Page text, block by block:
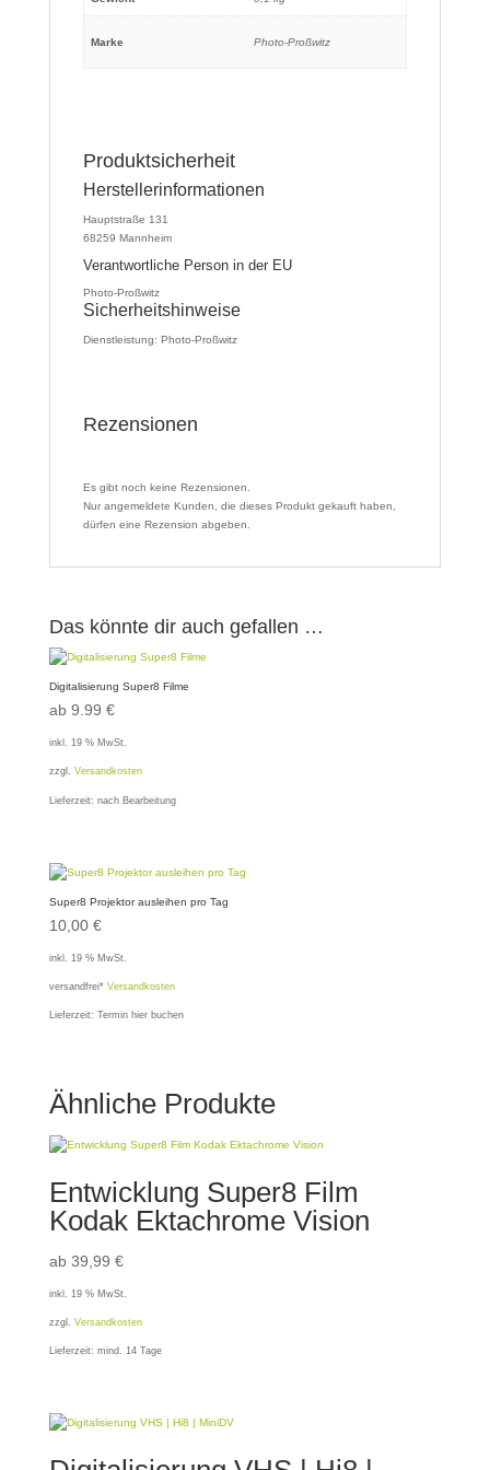
Marke Photo-Proßwitz
Produktsicherheit
Herstellerinformationen
Hauptstraße 131
68259 Mannheim
Verantwortliche Person in der EU
Photo-Proßwitz
Sicherheitshinweise
Dienstleistung: Photo-Proßwitz
Rezensionen
Es gibt noch keine Rezensionen.
Nur angemeldete Kunden, die dieses Produkt gekauft haben,
dürfen eine Rezension abgeben.
Das könnte dir auch gefallen …
Digitalisierung Super8 Filme
ab 9.99 €
inkl. 19 % MwSt.
zzgl. Versandkosten
Lieferzeit: nach Bearbeitung
Super8 Projektor ausleihen pro Tag
10,00 €
inkl. 19 % MwSt.
versandfrei* Versandkosten
Lieferzeit: Termin hier buchen
Ähnliche Produkte
Entwicklung Super8 Film
Kodak Ektachrome Vision
ab 39,99 €
inkl. 19 % MwSt.
zzgl. Versandkosten
Lieferzeit: mind. 14 Tage